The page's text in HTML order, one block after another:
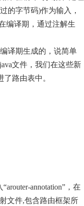
的字节码)作为输入，
编译期，通过注解生
译期生成的，说简单
文件，我们在这些新
路由表中。
annotation”，在
文件,包含路由框架所